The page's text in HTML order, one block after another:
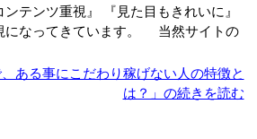
テンツ重視』 『見た目もきれいに』
になってきています。 当然サイトの
、ある事にこだわり稼げない人の特徴と
は？」の続きを読む